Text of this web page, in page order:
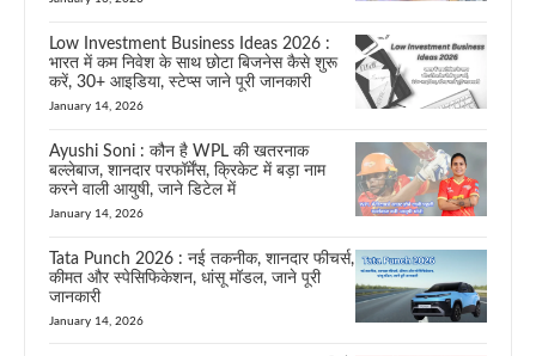
Low Investment Business Ideas 2026 :
भारत में कम निवेश के साथ छोटा बिजनेस कैसे शुरू
करें, 30+ आइडिया, स्टेप्स जाने पूरी जानकारी
January 14, 2026
Ayushi Soni : कौन है WPL की खतरनाक
बल्लेबाज, शानदार परफॉर्मेंस, क्रिकेट में बड़ा नाम
करने वाली आयुषी, जाने डिटेल में
January 14, 2026
Tata Punch 2026 : नई तकनीक, शानदार फीचर्स,
कीमत और स्पेसिफिकेशन, धांसू मॉडल, जाने पूरी
जानकारी
January 14, 2026